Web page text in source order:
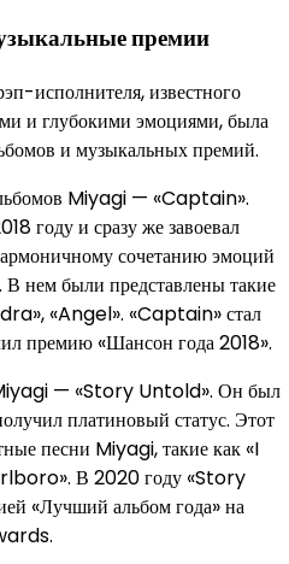
премии
исполнителя, известного
и глубокими эмоциями, была
и музыкальных премий.
Miyagi — «Captain».
году и сразу же завоевал
сочетанию эмоций
нем были представлены такие
«Angel». «Captain» стал
премию «Шансон года 2018».
— «Story Untold». Он был
платиновый статус. Этот
песни Miyagi, такие как «I
В 2020 году «Story
«Лучший альбом года» на